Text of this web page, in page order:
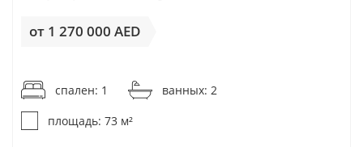
Omniyat
Orange Life
от 1 270 000 AED
спален: 1
ванных: 2
площадь: 73 м²